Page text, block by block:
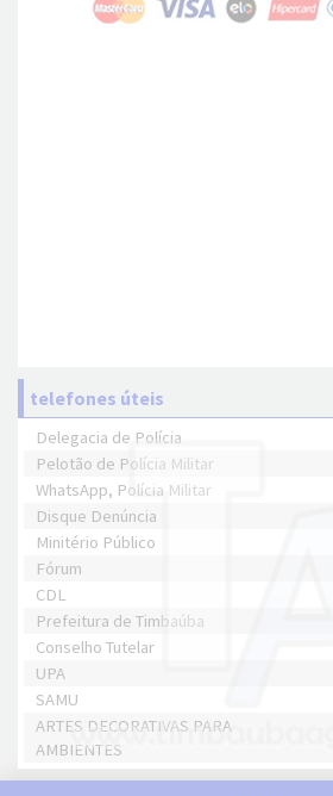
telefones úteis
Delegacia de Polícia
Pelotão de Polícia Militar
WhatsApp, Polícia Militar
Disque Denúncia
Minitério Público
Fórum
CDL
Prefeitura de Timbaúba
Conselho Tutelar
UPA
SAMU
ARTES DECORATIVAS PARA
AMBIENTES